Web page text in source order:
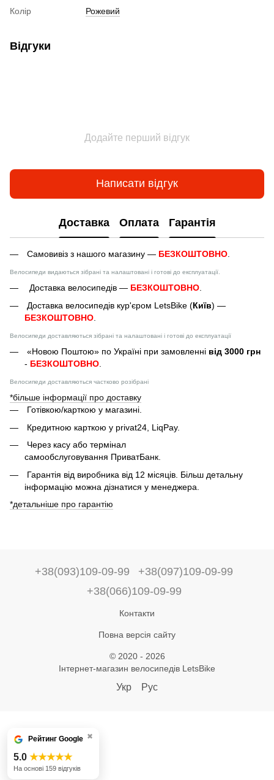
Колір Рожевий
Відгуки
Додайте перший відгук
Написати відгук
Доставка Оплата Гарантія
Самовивіз з нашого магазину — БЕЗКОШТОВНО
Велосипеди видаються зібрані та налаштовані і готові до експлуатації.
Доставка велосипедів — БЕЗКОШТОВНО.
Доставка велосипедів кур'єром LetsBike (Київ) —
БЕЗКОШТОВНО
Велосипеди доставляються зібрані та налаштовані і готові до експлуатації
«Новою Поштою» по Україні при замовленні від 3000 грн
- БЕЗКОШТОВНО
Велосипеди доставляються частково розібрані
*більше інформації про доставку
Готівкою/карткою у магазині.
Кредитною карткою у privat24, LiqPay.
Через касу або термінал
самообслуговування ПриватБанк.
Гарантія від виробника від 12 місяців. Більш детальну
інформацію можна дізнатися у менеджера.
*детальніше про гарантію
+38(093)109-09-99
+38(097)109-09-99
+38(066)109-09-99
Контакти
Повна версія сайту
© 2020 - 2026
Інтернет-магазин велосипедів LetsBike
Укр Рус
✖
Рейтинг Google
5.0 ★★★★★
На основі 159 відгуків